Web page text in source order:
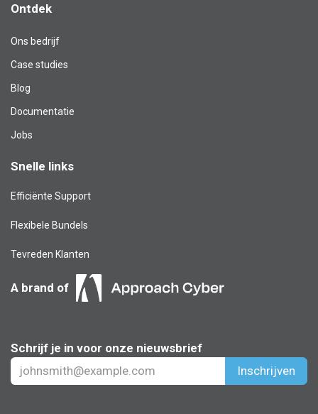
Ontdek
Ons bedrijf
Case studies
Blog​
Documentatie
Jobs
Snelle links
Efficiënte Support
Flexibele Bundels
Tevreden Klanten
A brand of
Schrijf je in voor onze nieuwsbrief
Inschrijven